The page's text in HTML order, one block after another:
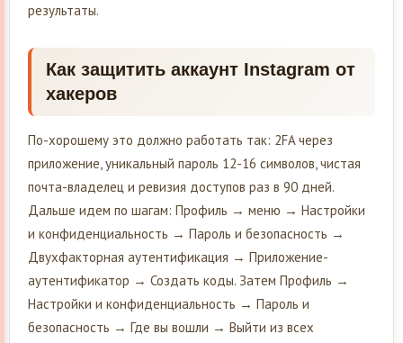
результаты.
Как защитить аккаунт Instagram от
хакеров
По-хорошему это должно работать так: 2FA через
приложение, уникальный пароль 12-16 символов, чистая
почта-владелец и ревизия доступов раз в 90 дней.
Дальше идем по шагам: Профиль → меню → Настройки
и конфиденциальность → Пароль и безопасность →
Двухфакторная аутентификация → Приложение-
аутентификатор → Создать коды. Затем Профиль →
Настройки и конфиденциальность → Пароль и
безопасность → Где вы вошли → Выйти из всех